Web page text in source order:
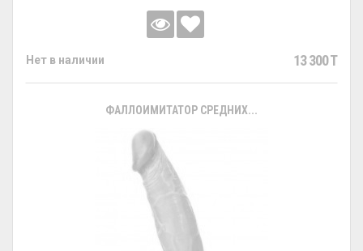
Нет в наличии 13 300 T
ФАЛЛОИМИТАТОР СРЕДНИХ...